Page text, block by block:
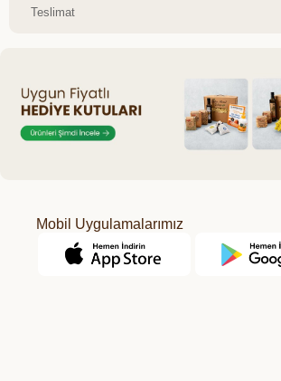
Teslimat
Mobil Uygulamalarımız